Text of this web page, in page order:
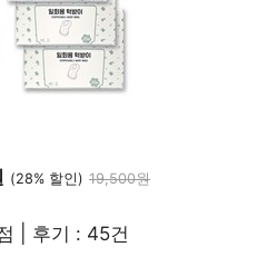
(28% 할인) 19,500원
| 후기 : 45건